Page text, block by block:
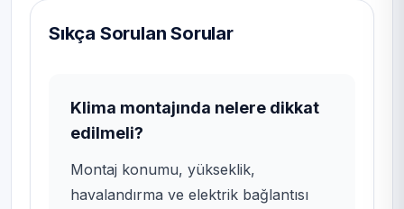
Sıkça Sorulan Sorular
Klima montajında nelere dikkat
edilmeli?
Montaj konumu, yükseklik,
havalandırma ve elektrik bağlantısı